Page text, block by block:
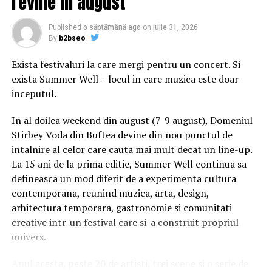
Baker a colaborat apoi cu pionierul Afrobeat Fela Kuti Èi
a fost o perioadÄ membru al trupei rock Hawkwind, Ã®n
Familia acestuia a transmis cÄ, luna trecutÄ, a fost
internat Ã®n spital din cauza unei boli grave.
fÄcutÄ publicÄ printr-un anunÈ pe contul sÄu de pe
reÈeaua de micro-blogging Twitter.
Raspandacul.ro
RELATED TOPICS:
Muzicianul britanic Ginger Baker, toboşar al formației
Cream, a murit la 80 de ani – Muzica
Published o săptămână ago on iulie 31, 2026
By b2bseo
Exista festivaluri la care mergi pentru un concert. Si
exista Summer Well – locul in care muzica este doar
inceputul.
In al doilea weekend din august (7-9 august), Domeniul
Stirbey Voda din Buftea devine din nou punctul de
intalnire al celor care cauta mai mult decat un line-up.
La 15 ani de la prima editie, Summer Well continua sa
defineasca un mod diferit de a experimenta cultura
contemporana, reunind muzica, arta, design,
arhitectura temporara, gastronomie si comunitati
creative intr-un festival care si-a construit propriul
univers.